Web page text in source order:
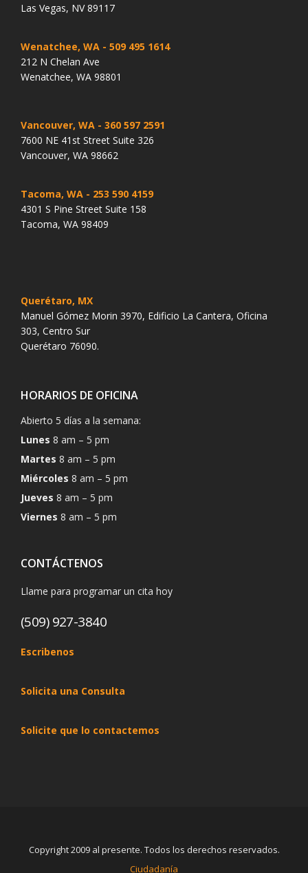
Las Vegas, NV 89117
Wenatchee, WA - 509 495 1614
212 N Chelan Ave
Wenatchee, WA 98801
Vancouver, WA - 360 597 2591
7600 NE 41st Street Suite 326
Vancouver, WA 98662
Tacoma, WA - 253 590 4159
4301 S Pine Street Suite 158
Tacoma, WA 98409
Querétaro, MX
Manuel Gómez Morin 3970, Edificio La Cantera, Oficina
303, Centro Sur
Querétaro 76090.
HORARIOS DE OFICINA
Abierto 5 días a la semana:
Lunes 8 am – 5 pm
Martes 8 am – 5 pm
Miércoles 8 am – 5 pm
Jueves 8 am – 5 pm
Viernes 8 am – 5 pm
CONTÁCTENOS
Llame para programar un cita hoy
(509) 927-3840
Escribenos
Solicita una Consulta
Solicite que lo contactemos
Copyright 2009 al presente. Todos los derechos reservados.
Ciudadanía